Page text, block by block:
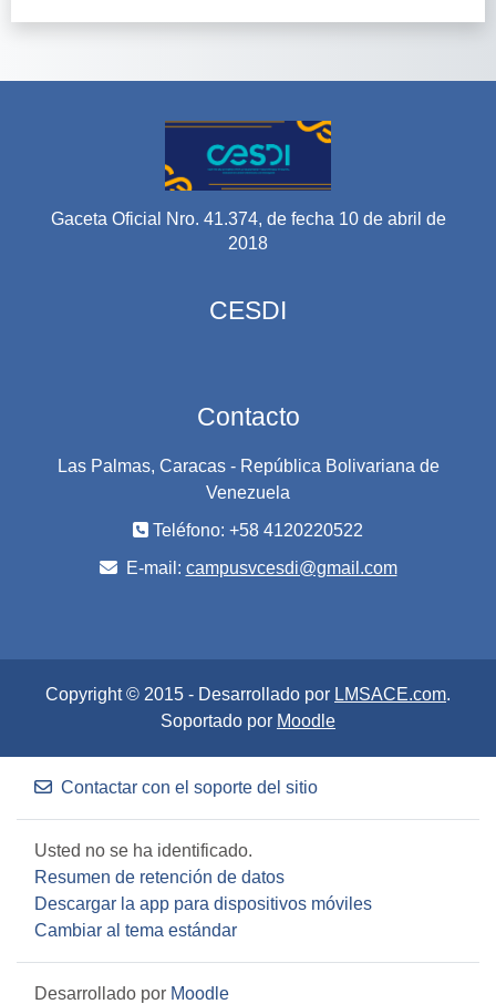
Gaceta Oficial Nro. 41.374, de fecha 10 de abril de
2018
CESDI
Contacto
Las Palmas, Caracas - República Bolivariana de
Venezuela
Teléfono: +58 4120220522
E-mail: campusvcesdi@gmail.com
Copyright © 2015 - Desarrollado por LMSACE.com.
Soportado por Moodle
Contactar con el soporte del sitio
Usted no se ha identificado.
Resumen de retención de datos
Descargar la app para dispositivos móviles
Cambiar al tema estándar
Desarrollado por Moodle